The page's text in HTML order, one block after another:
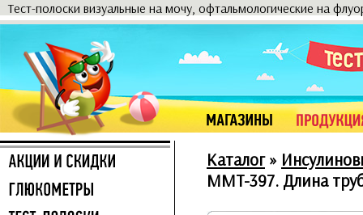
Тест-полоски визуальные на мочу, офтальмологические на
Каталог»
MMT-397. Длина